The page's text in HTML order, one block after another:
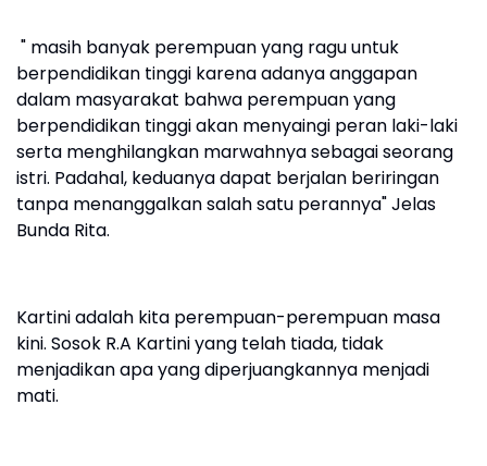
" masih banyak perempuan yang ragu untuk
berpendidikan tinggi karena adanya anggapan
dalam masyarakat bahwa perempuan yang
berpendidikan tinggi akan menyaingi peran laki-laki
serta menghilangkan marwahnya sebagai seorang
istri. Padahal, keduanya dapat berjalan beriringan
tanpa menanggalkan salah satu perannya" Jelas
Bunda Rita.
Kartini adalah kita perempuan-perempuan masa
kini. Sosok R.A Kartini yang telah tiada, tidak
menjadikan apa yang diperjuangkannya menjadi
mati.